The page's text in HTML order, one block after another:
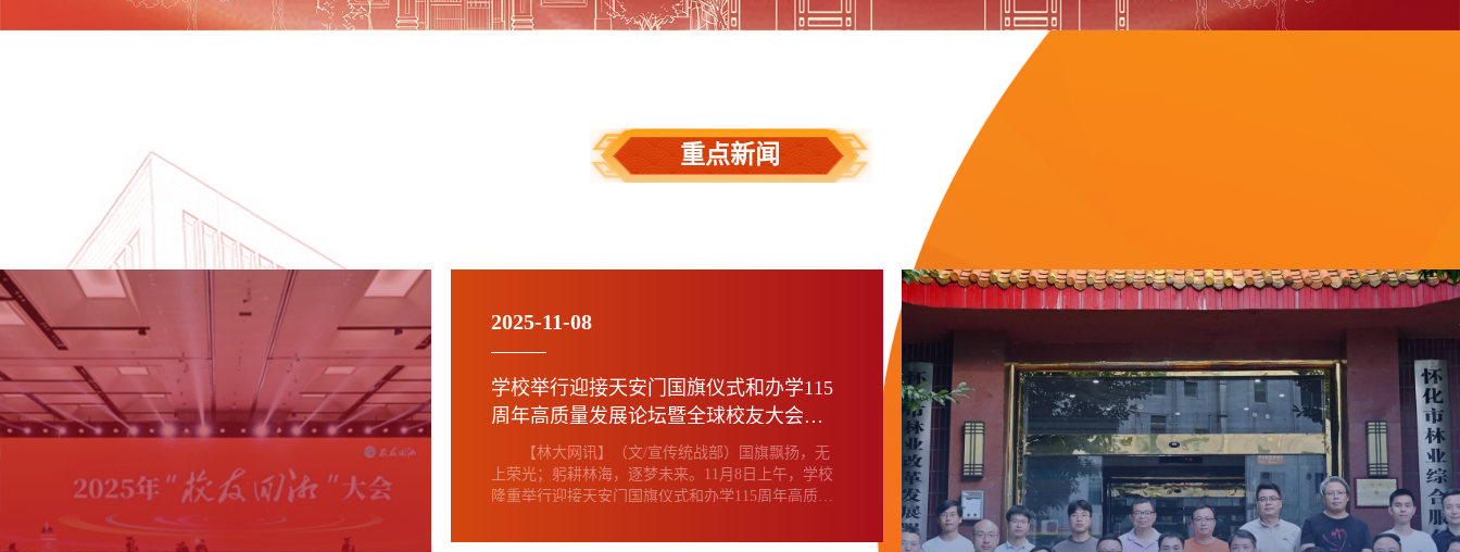
重点新闻
2025-11-08
学校举行迎接天安门国旗仪式和办学115
周年高质量发展论坛暨全球校友大会启
动仪式【林大网讯】（文/宣传统战部）国旗飘扬，无
上荣光；躬耕林海，逐梦未来。11月8日上午，学校
隆重举行迎接天安门国旗仪式和办学115周年高质量
校友满怀崇敬迎接天安门国旗。在家学校党政领导班